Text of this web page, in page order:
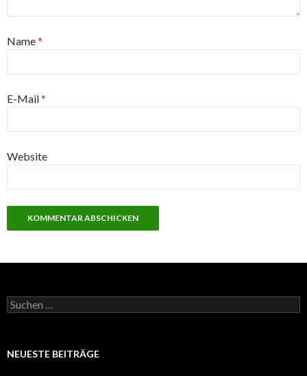
Name*
E-Mail*
Website
S
u
e
NEUESTE BEITRÄGE